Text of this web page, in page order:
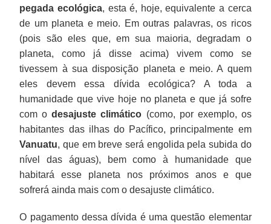
pegada ecológica, esta é, hoje, equivalente a cerca
de um planeta e meio. Em outras palavras, os ricos
(pois são eles que, em sua maioria, degradam o
planeta, como já disse acima) vivem como se
tivessem à sua disposição planeta e meio. A quem
eles devem essa dívida ecológica? A toda a
humanidade que vive hoje no planeta e que já sofre
com odesajuste climático (como, por exemplo, os
habitantes das ilhas do Pacífico, principalmente em
Vanuatu, que em breve será engolida pela subida do
nível das águas), bem como à humanidade que
habitará esse planeta nos próximos anos e que
sofrerá ainda mais com o desajuste climático.
O pagamento dessa dívida é uma questão elementar